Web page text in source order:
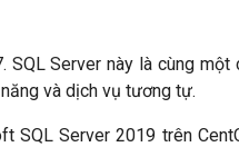
Server này là cùng
và dịch vụ tương tự.
Server 2019 trên